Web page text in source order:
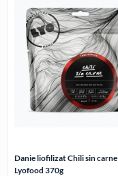
Danie liofilizat Chili sin carne
Lyofood 370g